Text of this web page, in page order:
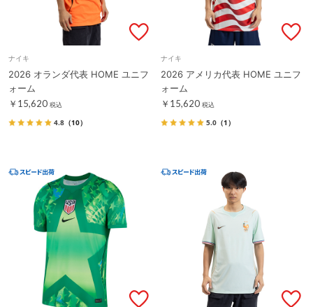
ナイキ
2026 オランダ代表 HOME ユニフ
ォーム
￥15,620 税込
4.8 （10）
ナイキ
2026 アメリカ代表 HOME ユニフ
ォーム
￥15,620 税込
5.0 （1）